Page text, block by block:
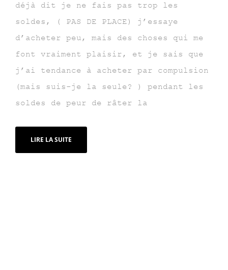
déjà dit je ne fais pas trop les
soldes, ( PAS DE PLACE) j’essaye
d’acheter peu, mais des choses qui me
font vraiment plaisir, et je sais que
j’ai tendance à acheter par compulsion
(mais suis-je la seule? ) pendant les
soldes de peur de râter la
LIRE LA SUITE